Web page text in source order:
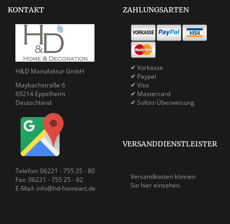
KONTAKT
H&D Manufaktur GmbH
Maybachstraße 6
69214 Eppelheim
Deutschland
Telefon: 06221 - 755 25 - 80
Fax: 06221 - 755 25 - 82
E-Mail: info@hd-homeart.de
ZAHLUNGSARTEN
✔ Vorkasse
✔ Paypal
✔ Visa
✔ Mastercard
✔ Sofort-Überweisung
VERSANDDIENSTLEISTER
Versandkosten können
Sie hier einsehen.